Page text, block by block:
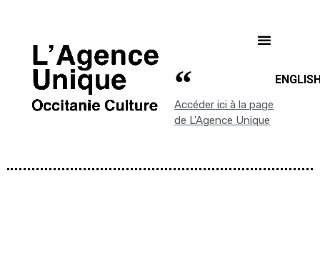
Accéder ici à la page
de L'Agence Unique